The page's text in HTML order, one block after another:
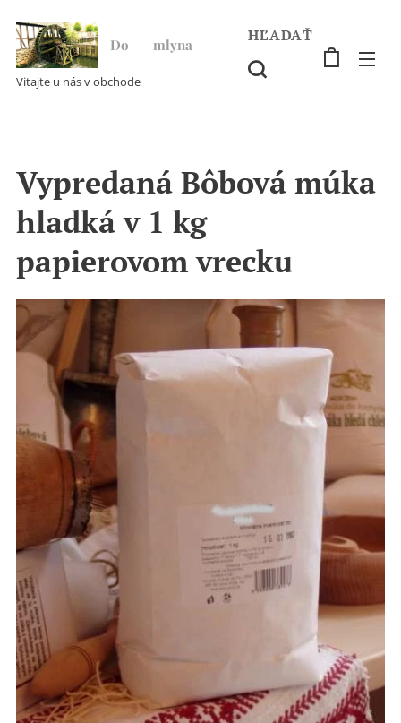
Do ♥ mlyna
Vitajte u nás v obchode
HĽADAŤ
Vypredaná Bôbová múka
hladká v 1 kg
papierovom vrecku